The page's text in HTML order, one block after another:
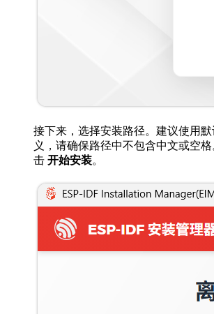
接下来，选择安装路径。建议使用
义，请确保路径中不包含中文或空
击 开始安装。